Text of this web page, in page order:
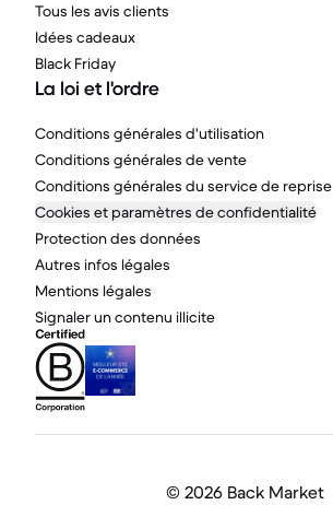
Tous les avis clients
Idées cadeaux
Black Friday
La loi et l'ordre
Conditions générales d'utilisation
Conditions générales de vente
Conditions générales du service de reprise
Cookies et paramètres de confidentialité
Protection des données
Autres infos légales
Mentions légales
Signaler un contenu illicite
© 2026 Back Market